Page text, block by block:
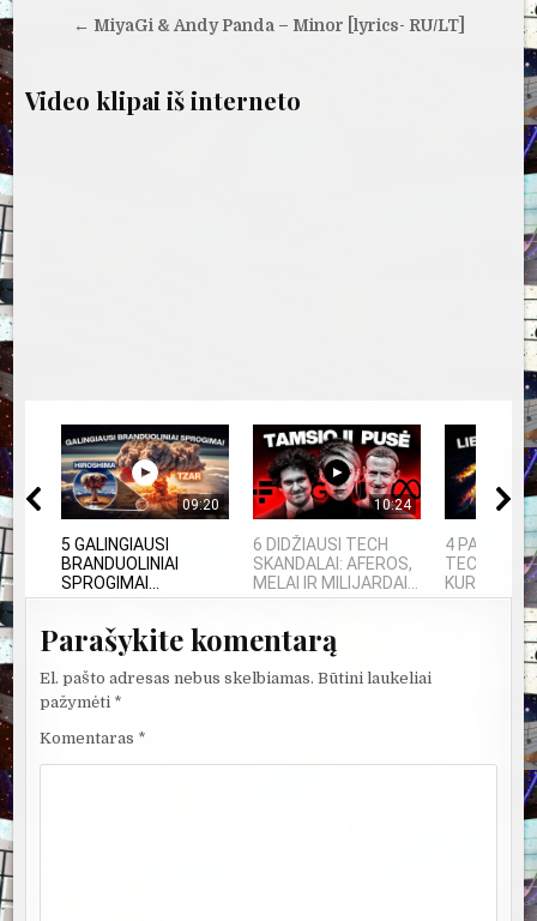
įrašų← MiyaGi & Andy Panda – Minor [lyrics- RU/LT]
Video klipai iš interneto
09:20
5 GALINGIAUSI
BRANDUOLINIAI
SPROGIMAI...
10:24
6 DIDŽIAUSI TECH
SKANDALAI: AFEROS,
MELAI IR MILIJARDAI...
4
KURIAS
Parašykite komentarą
El. pašto adresas nebus skelbiamas. Būtini laukeliai
pažymėti *
Komentaras *